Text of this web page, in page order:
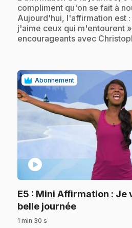
compliment qu'on se fait à
Aujourd'hui, l'affirmation est
j'aime ceux qui m'entourent
encourageants avec
Abonnement
play_circle
E5 : Mini Affirmation : Je
belle journée.
1 min 30 s